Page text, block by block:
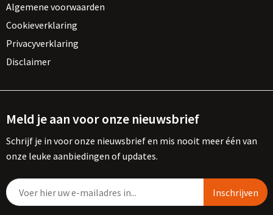
Algemene voorwaarden
Cookieverklaring
Privacyverklaring
Disclaimer
Meld je aan voor onze nieuwsbrief
Schrijf je in voor onze nieuwsbrief en mis nooit meer één van
onze leuke aanbiedingen of updates.